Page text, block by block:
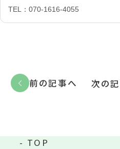
TEL：070-1616-4055
前の記事へ 次の
TOP